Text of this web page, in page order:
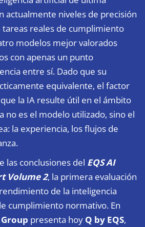
actualmente niveles de precisión
tareas reales de cumplimiento
modelos mejor valorados
con apenas un punto
entre sí. Dado que su
equivalente, el factor
la IA resulte útil en el ámbito
no es el modelo utilizado, sino el
la experiencia, los flujos de
las conclusiones del EQS AI
Volume 2, la primera evaluación
de la inteligencia
cumplimiento normativo. En
Group presenta hoy Q by EQS,